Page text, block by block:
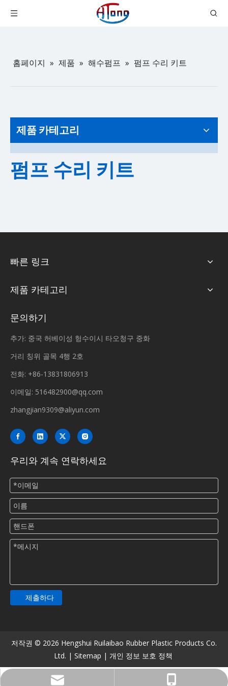
홈페이지 » 제품 » 해수펌프 » 펌프 수리 키트
제품 카테고리
펌프 수리 키트
빠른 링크
제품 카테고리
문의하기
추가: 중국 허베이성 헝수이시 타오청구 중화
거리 칭위 골목 4행 2호
전화: +86-13831806913
이메일: 516482900@qq.com
zhangjian9309@aliyun.com
우리와 계속 연락하세요
제출하다
저작권 © 2026 Hengshui Ruilaibao Rubber Plastic Products Co.
Ltd. | Sitemap | 개인 정보 보호 정책